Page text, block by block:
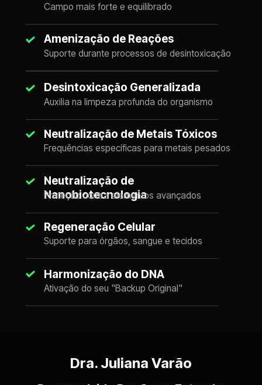
Desintoxicação Generalizada
Auxilia na limpeza profunda do organismo
Neutralização de Metais Tóxicos
Frequências específicas para metais pesados
Neutralização de
Nanobiotecnologia
Proteção contra elementos avançados
Regeneração Celular
Suporte para órgãos, sangue e tecidos
Campo mais forte e equilibrado
Amenização de Reações
Harmonização do DNA
Suporte durante processos de desintoxicação
Ativação do seu "Backup Original"
Dra. Juliana Varão